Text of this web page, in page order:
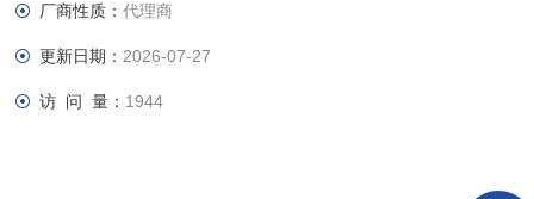
厂商性质：代理商
更新日期： 2026-07-27
访 问 量： 1944